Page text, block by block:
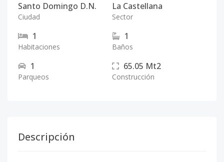
Santo Domingo D.N.
Ciudad
La Castellana
Sector
1
Habitaciones
1
Baños
1
Parqueos
65.05 Mt2
Construcción
Descripción